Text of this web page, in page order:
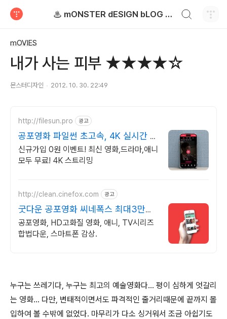
♨ mONSTER dESIGN bLOG - 몬스터디자인 블로그
mOVIES
내가 사는 피부 ★★★★☆
몬스터디자인 2012. 10. 30. 22:49
http://filesun.pro 광고
공포영화 파일썬 초고속, 4K 실시간 보
기!
신규가입 0원 이벤트! 최신 영화,드라마,애니
모두 무료! 4K 스트리밍
http://clean.cinefox.com 광고
굿다운 공포영화 씨네폭스 최대3만원
+10%추가적립
공포영화, HD고화질 영화, 애니, TV시리즈
합법다운, 스마트폰 감상.
누구는 쓰레기다, 누구는 최고의 예술영화다... 평이 심하게 엇갈리
는 영화... 다만, 변태적이면서도 파격적인 줄거리때문에 끝까지 몰
입하여 볼 수밖에 없었다. 마무리가 다소 싱거워서 조금 아쉽기도